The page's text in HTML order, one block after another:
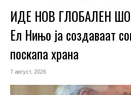
ИДЕ НОВ ГЛОБАЛЕН
Ел Нињо ја создаваат
поскапа храна
7 август, 2026